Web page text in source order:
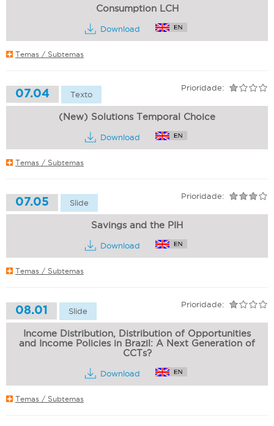
Consumption LCH
Download
Temas / Subtemas
07.04 Texto
Prioridade:
(New) Solutions Temporal Choice
Download
Temas / Subtemas
07.05 Slide
Prioridade:
Savings and the PIH
Download
Temas / Subtemas
08.01 Slide
Prioridade:
Income Distribution, Distribution of Opportunities
and Income Policies in Brazil: A Next Generation of
CCTs?
Download
Temas / Subtemas